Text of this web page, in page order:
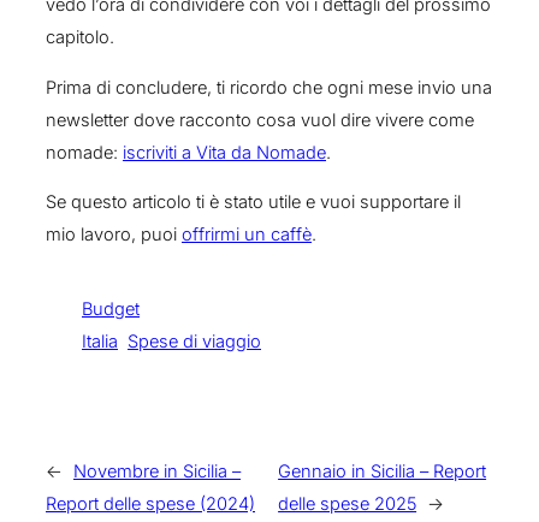
vedo l’ora di condividere con voi i dettagli del prossimo
capitolo.
Prima di concludere, ti ricordo che ogni mese invio una
newsletter dove racconto cosa vuol dire vivere come
nomade: iscriviti a Vita da Nomade.
Se questo articolo ti è stato utile e vuoi supportare il
mio lavoro, puoi offrirmi un caffè.
Budget
Italia Spese di viaggio
←
Novembre in Sicilia –
Report delle spese (2024)
Gennaio in Sicilia – Report
delle spese 2025 →